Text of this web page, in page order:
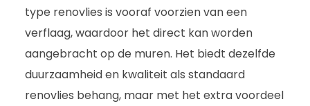
type renovlies is vooraf voorzien van een
verflaag, waardoor het direct kan worden
aangebracht op de muren. Het biedt dezelfde
duurzaamheid en kwaliteit als standaard
renovlies behang, maar met het extra voordeel